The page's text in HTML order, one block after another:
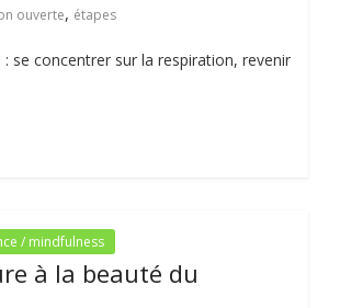
ouverte, étapes
se concentrer sur la respiration, revenir
/ mindfulness
à la beauté du